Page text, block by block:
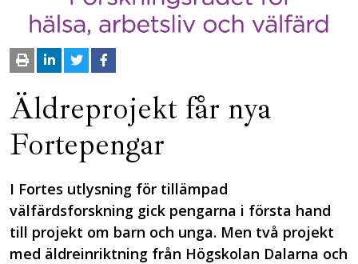
Äldreprojekt får nya
Fortepengar
I Fortes utlysning för tillämpad
välfärdsforskning gick pengarna i första hand
till projekt om barn och unga. Men två projekt
med äldreinriktning från Högskolan Dalarna och